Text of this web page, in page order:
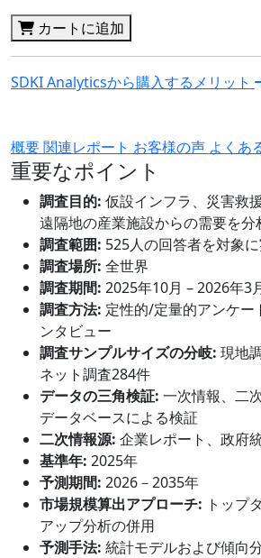
カートに追加
SDKI Analyticsから購入するメリット
概要関連レポート お客様の声 よくあ
重要なポイント
調査目的: 仮設インフラ、災害救
遠隔地の産業施設からの需要を分
調査範囲: 525人の回答者を対象
調査場所: 全世界
調査期間: 2025年10月 – 2026年3
調査方法: 定性的/定量的アンケー
ンタビュー
調査サンプルサイズの分岐: 現地
ネット調査284件
データの三角検証: 一次情報、二
データベースによる検証
二次情報源: 企業レポート、政府
基準年: 2025年
予測期間: 2026－2035年
市場規模算出アプローチ: トップ
アップ分析の併用
予測手法: 統計モデルおよび傾向